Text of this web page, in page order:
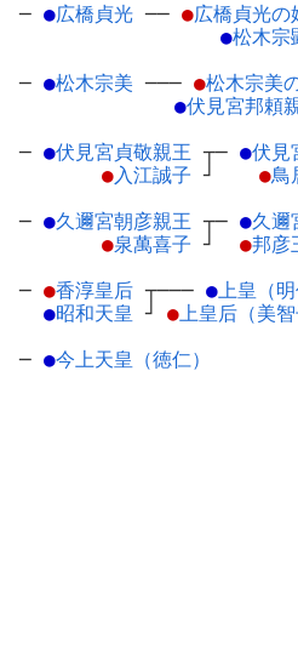
─ ●広橋貞光 ── ●広橋貞光の
●松木宗
─ ●松木宗美 ─── ●松木宗美
●伏見宮邦頼
─ ●伏見宮貞敬親王 ┬
●入江誠子 ┘
─ ●伏見
●鳥
─ ●久邇宮朝彦親王 ┬
●泉萬喜子 ┘
─ ●久邇
●邦彦
─ ●香淳皇后 ┬
●昭和天皇 ┘
─── ●上皇（明
●上皇后（美智
─ ●今上天皇（徳仁）